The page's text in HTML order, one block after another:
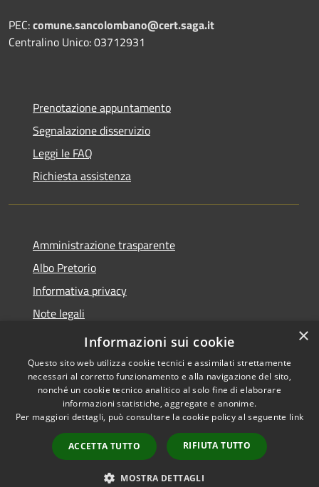
PEC:comune.sancolombano@cert.saga.it
Centralino Unico: 03712931
Prenotazione appuntamento
Segnalazione disservizio
Leggi le FAQ
Richiesta assistenza
Amministrazione trasparente
Albo Pretorio
Informativa privacy
Note legali
Dichiarazione di accessibilità
Accessibilità
Copyright © 2026 • Comune di
San Colombano al Lambro •
Powered byMunicipium
Accesso redazione
×
Informazioni sui cookie
Questo sito web utilizza cookie tecnici e assimilati strettamente
necessari al corretto funzionamento e alla navigazione del sito,
nonché un cookie tecnico analitico al solo fine di elaborare
informazioni statistiche, aggregate e anonime.
Per maggiori dettagli, può consultare la cookie policy al seguente link
ACCETTA TUTTO RIFIUTA TUTTO
MOSTRA DETTAGLI